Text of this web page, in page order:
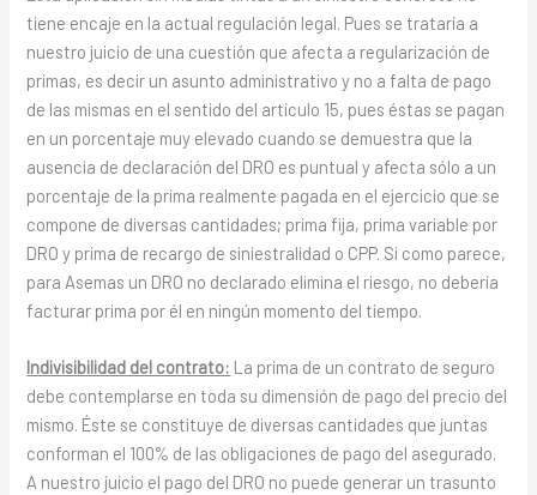
tiene encaje en la actual regulación legal. Pues se trataría a
nuestro juicio de una cuestión que afecta a regularización de
primas, es decir un asunto administrativo y no a falta de pago
de las mismas en el sentido del artículo 15, pues éstas se pagan
en un porcentaje muy elevado cuando se demuestra que la
ausencia de declaración del DRO es puntual y afecta sólo a un
porcentaje de la prima realmente pagada en el ejercicio que se
compone de diversas cantidades; prima fija, prima variable por
DRO y prima de recargo de siniestralidad o CPP. Si como parece,
para Asemas un DRO no declarado elimina el riesgo, no debería
facturar prima por él en ningún momento del tiempo.
Indivisibilidad del contrato: La prima de un contrato de seguro
debe contemplarse en toda su dimensión de pago del precio del
mismo. Éste se constituye de diversas cantidades que juntas
conforman el 100% de las obligaciones de pago del asegurado.
A nuestro juicio el pago del DRO no puede generar un trasunto